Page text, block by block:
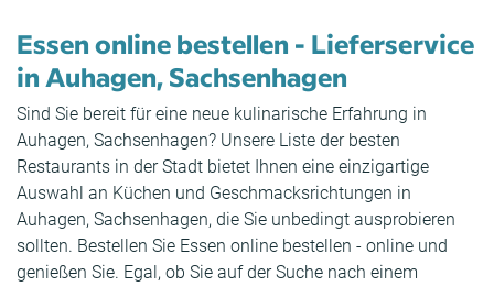
Essen online bestellen - Lieferservice
in Auhagen, Sachsenhagen
Sind Sie bereit für eine neue kulinarische Erfahrung in
Auhagen, Sachsenhagen? Unsere Liste der besten
Restaurants in der Stadt bietet Ihnen eine einzigartige
Auswahl an Küchen und Geschmacksrichtungen in
Auhagen, Sachsenhagen, die Sie unbedingt ausprobieren
sollten. Bestellen Sie Essen online bestellen - online und
genießen Sie. Egal, ob Sie auf der Suche nach einem